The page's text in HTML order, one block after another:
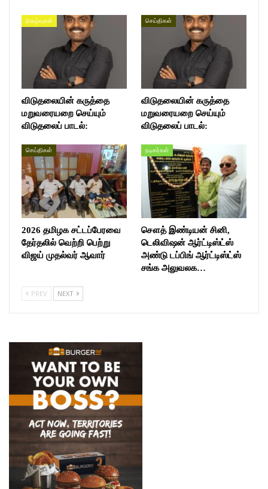
நிகழ்வுகள்
விடுதலையின் கருத்தை
மறுவரையறை செய்யும்
விடுதலைப் பாடல்:
செய்திகள்
விடுதலையின் கருத்தை
மறுவரையறை செய்யும்
விடுதலைப் பாடல்:
செய்திகள்
2026 தமிழக சட்டப்பேரவை
தேர்தலில் வெற்றி பெற்று
விஜய் முதல்வர் ஆவார்
நடிகர்கள்
சௌத் இண்டியன் சினி,
டெலிவிஷன் ஆர்ட்டிஸ்ட்ஸ்
அண்டு டப்பிங் ஆர்ட்டிஸ்ட்ஸ்
சங்க அலுவலக…
PREV NEXT